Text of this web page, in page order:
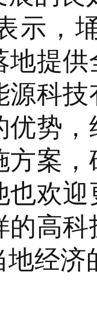
示，
地提
源科
优势
方案
也欢
的高
经